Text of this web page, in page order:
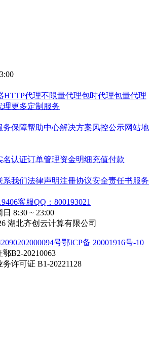
HTTP代理不限量代理包时代理包量代理
理更多定制服务
务保障帮助中心解决方案风控公示网站地
名认证订单管理资金明细充值付款
系我们法律声明注冊协议安全责任书服务
客服QQ：800193021
8:30 ~ 23:00
湖北齐创云计算有限公司
号鄂ICP备 20001916号-10
B2-20210063
许可证 B1-20221128